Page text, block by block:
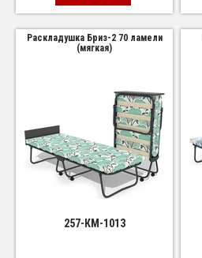
Раскладушка Бриз-2 70 ламели
(мягкая)
257-КМ-1013